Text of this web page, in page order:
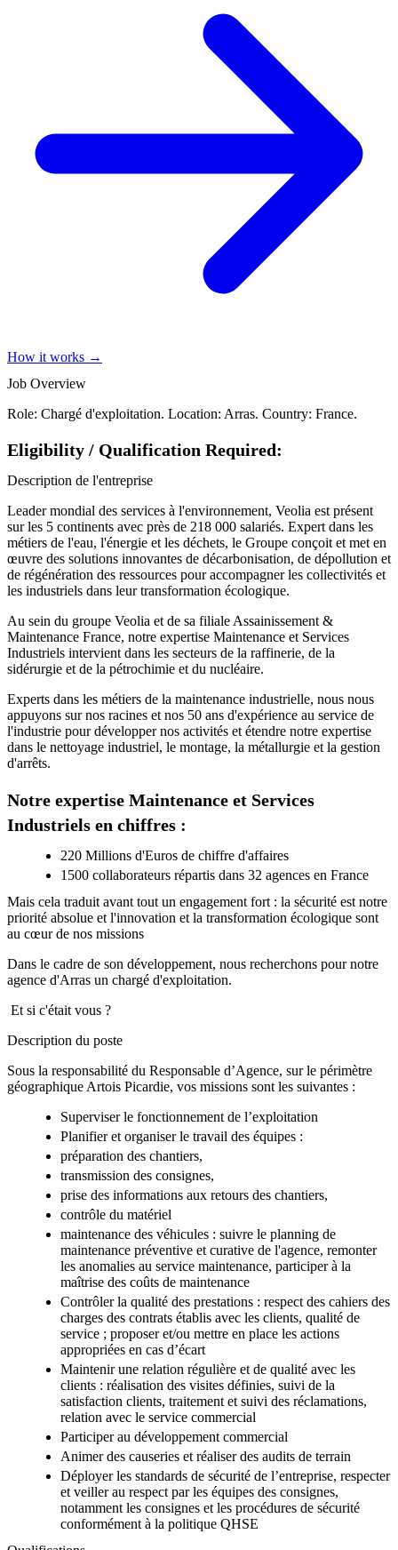
How it works →
Job Overview
Role: Chargé d'exploitation. Location: Arras. Country: France.
Eligibility / Qualification Required:
Description de l'entreprise
Leader mondial des services à l'environnement, Veolia est présent
sur les 5 continents avec près de 218 000 salariés. Expert dans les
métiers de l'eau, l'énergie et les déchets, le Groupe conçoit et met en
œuvre des solutions innovantes de décarbonisation, de dépollution et
de régénération des ressources pour accompagner les collectivités et
les industriels dans leur transformation écologique.
Au sein du groupe Veolia et de sa filiale Assainissement &
Maintenance France, notre expertise Maintenance et Services
Industriels intervient dans les secteurs de la raffinerie, de la
sidérurgie et de la pétrochimie et du nucléaire.
Experts dans les métiers de la maintenance industrielle, nous nous
appuyons sur nos racines et nos 50 ans d'expérience au service de
l'industrie pour développer nos activités et étendre notre expertise
dans le nettoyage industriel, le montage, la métallurgie et la gestion
d'arrêts.
Notre expertise Maintenance et Services
Industriels en chiffres :
220 Millions d'Euros de chiffre d'affaires
1500 collaborateurs répartis dans 32 agences en France
Mais cela traduit avant tout un engagement fort : la sécurité est notre
priorité absolue et l'innovation et la transformation écologique sont
au cœur de nos missions
Dans le cadre de son développement, nous recherchons pour notre
agence d'Arras un chargé d'exploitation.
️ Et si c'était vous ?
Description du poste
Sous la responsabilité du Responsable d’Agence, sur le périmètre
géographique Artois Picardie, vos missions sont les suivantes :
Superviser le fonctionnement de l’exploitation
Planifier et organiser le travail des équipes :
préparation des chantiers,
transmission des consignes,
prise des informations aux retours des chantiers,
contrôle du matériel
maintenance des véhicules : suivre le planning de
maintenance préventive et curative de l'agence, remonter
les anomalies au service maintenance, participer à la
maîtrise des coûts de maintenance
Contrôler la qualité des prestations : respect des cahiers des
charges des contrats établis avec les clients, qualité de
service ; proposer et/ou mettre en place les actions
appropriées en cas d’écart
Maintenir une relation régulière et de qualité avec les
clients : réalisation des visites définies, suivi de la
satisfaction clients, traitement et suivi des réclamations,
relation avec le service commercial
Participer au développement commercial
Animer des causeries et réaliser des audits de terrain
Déployer les standards de sécurité de l’entreprise, respecter
et veiller au respect par les équipes des consignes,
notamment les consignes et les procédures de sécurité
conformément à la politique QHSE